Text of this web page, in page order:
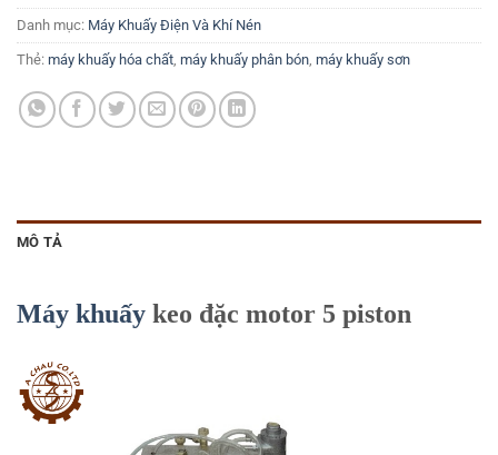
Danh mục: Máy Khuấy Điện Và Khí Nén
Thẻ: máy khuấy hóa chất máy khuấy phân bón máy khuấy sơn
MÔ TẢ
Máy khuấy keo đặc motor 5 piston